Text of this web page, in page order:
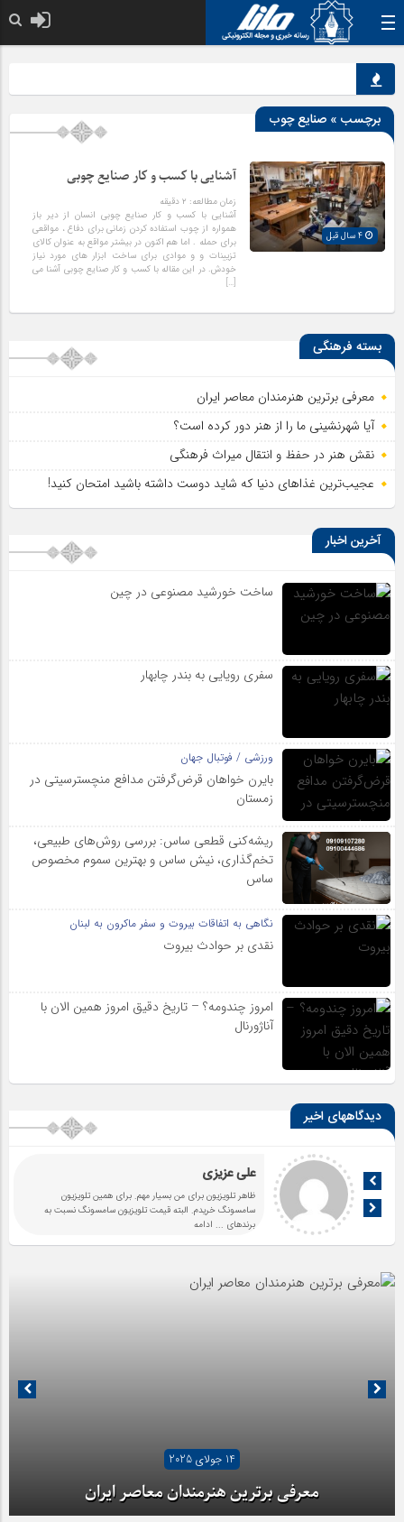
برچسب » صنایع چوب
آشنایی با کسب و کار صنایع چوبی
زمان مطالعه: ۲ دقیقه
آشنایی با کسب و کار صنایع چوبی انسان از دیر باز
همواره از چوب استفاده کردن زمانی برای دفاع ، مواقعی
برای حمله . اما هم اکنون در بیشتر مواقع به عنوان کالای
تزیینات و و موادی برای ساخت ابزار های مورد نیاز
خودش. در این مقاله با کسب و کار صنایع چوبی آشنا می
[…]
بسته فرهنگی
معرفی برترین هنرمندان معاصر ایران
آیا شهرنشینی ما را از هنر دور کرده است؟
نقش هنر در حفظ و انتقال میراث فرهنگی
عجیب‌ترین غذاهای دنیا که شاید دوست داشته باشید امتحان کنید!
آخرین اخبار
ساخت خورشید مصنوعی در چین
سفری رویایی به بندر چابهار
ورزشی / فوتبال جهان
بایرن خواهان قرض‌گرفتن مدافع منچسترسیتی در
زمستان
ریشه‌کنی قطعی ساس: بررسی روش‌های طبیعی،
تخم‌گذاری، نیش ساس و بهترین سموم مخصوص
ساس
نگاهی به اتفاقات بیروت و سفر ماکرون به لبنان
نقدی بر حوادث بیروت
امروز چندومه؟ – تاریخ دقیق امروز همین الان با
آناژورنال
دیدگاههای اخیر
علی عزیزی
ظاهر تلویزیون برای من بسیار مهم. برای همین تلویزیون
سامسونگ خریدم. البته قیمت تلویزیون سامسونگ نسبت به
برندهای ... ادامه
14 جولای 2025
معرفی برترین هنرمندان معاصر ایران